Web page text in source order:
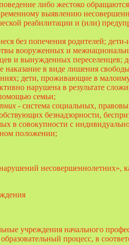
либо жестоко
выявлению
реабилитации и (или)
без попечения родителей;
вооруженных и
и вынужденных переселенцев;
в виде лишения
дети, проживающие в
нарушена в результате
семьи;
- система социальных,
безнадзорности,
в совокупности с
положении;
несовершеннолетних»,
учреждения начального
процесс, в